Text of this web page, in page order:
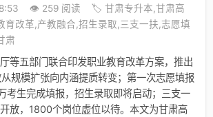
👁️ 259 阅读
🏷️ 甘肃专升本,甘肃高
育改革,产教融合,招生录取,三支一扶,志愿填
肃
等五部门联合印发职业教育改革方案，推出
规模扩张向内涵提质转变；第一次志愿填报
考生完成填报，招生录取即将启动；三支一
放，1800个岗位虚位以待。本文为甘肃高